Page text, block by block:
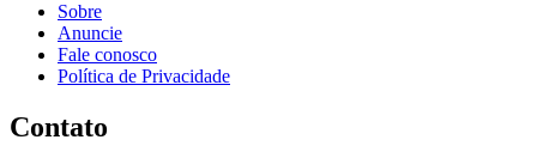
Sobre
Anuncie
Fale conosco
Política de Privacidade
Contato